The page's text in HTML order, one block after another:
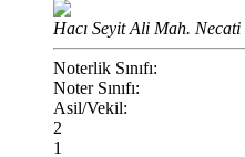
Hacı Seyit Ali Mah.
Noterlik Sınıfı:
Noter Sınıfı:
Asil/Vekil:
2
1